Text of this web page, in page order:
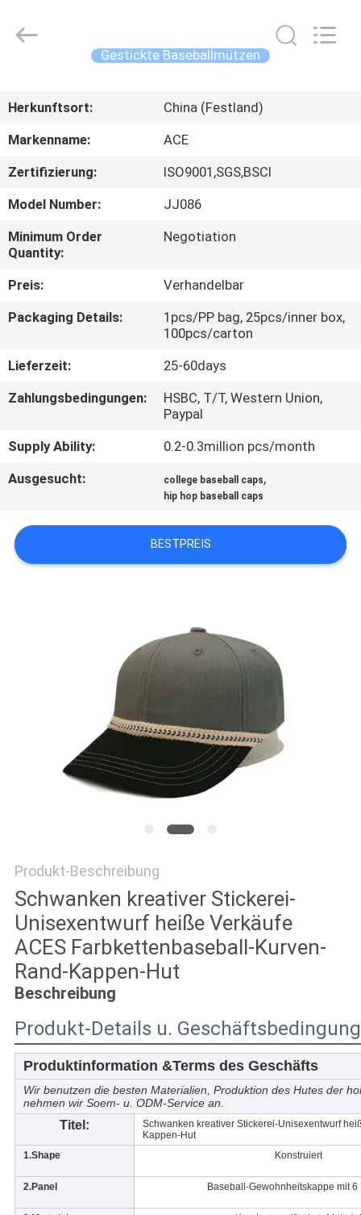
PRODUKTE
UNS
FABRIK-
AUSFLUG
QUALITÄTSKONTROLLE
TRETEN
MIT
UNS
VERBINDUNG
PRIVACY
POLICY
Ltd..
Gestickte Baseballmützen
Herkunftsort:
China (Festland)
Markenname:
ACE
Zertifizierung:
ISO9001,SGS,BSCI
Model Number:
JJ086
Minimum Order
Quantity:
Negotiation
Preis:
Verhandelbar
Packaging Details:
1pcs/PP bag, 25pcs/inner box,
100pcs/carton
Lieferzeit:
25-60days
Zahlungsbedingungen:
HSBC, T/T, Western Union,
Paypal
Supply Ability:
0.2-0.3million pcs/month
Ausgesucht:
college baseball caps,
hip hop baseball caps
BESTPREIS
Produkt-Beschreibung
Schwanken kreativer Stickerei-
Unisexentwurf heiße Verkäufe
ACES Farbkettenbaseball-Kurven-
Rand-Kappen-Hut
Beschreibung
Produkt-Details u.
Produktinformation &Terms des Geschäfts
Wir benutzen die besten Materialien, Produktion des Hutes der
nehmen wir Soem- u. ODM-Service an.
Titel:
Schwanken kreativer Stickerei-Unisexentwurf
Kappen-Hut
1.Shape
Konstruiert
2.Panel Baseball-Gewohnheitskappe mit 6